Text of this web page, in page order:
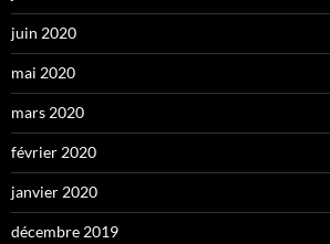
juin 2020
mai 2020
mars 2020
février 2020
janvier 2020
décembre 2019